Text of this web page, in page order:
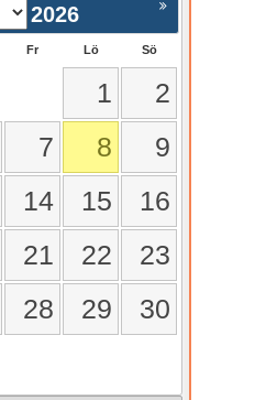
2026
Fr Lö Sö
1
2
7 8
9
14 15
16
21 22
23
28 29
30